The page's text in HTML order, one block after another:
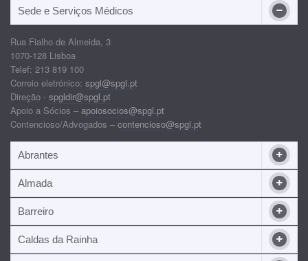
Sede e Serviços Médicos
Rua Fialho de Almeida, 3
1070-128 Lisboa
Telef: 213 819 100
Correio eletrónico: spgl@spgl.pt
Direção - spgldir@spgl.pt
Apoio a Sócios – apoiosocios@spgl.pt
Contencioso/Advogados – contencioso@spgl.pt
Abrantes
Almada
Barreiro
Caldas da Rainha